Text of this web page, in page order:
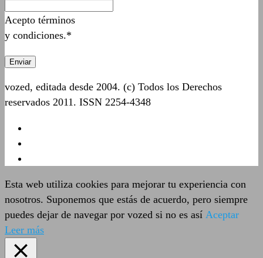
Acepto términos
y condiciones.*
vozed, editada desde 2004. (c) Todos los Derechos
reservados 2011. ISSN 2254-4348
Esta web utiliza cookies para mejorar tu experiencia con
nosotros. Suponemos que estás de acuerdo, pero siempre
puedes dejar de navegar por vozed si no es así Aceptar
Leer más